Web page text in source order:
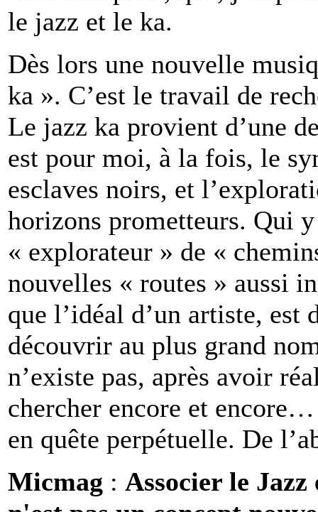
le jazz et le ka.
Dès lors une nouvelle
ka ». C’est le travail de
Le jazz ka provient d’une
est pour moi, à la fois, le
esclaves noirs, et
horizons prometteurs. Qui
« explorateur » de «
nouvelles « routes » aussi
que l’idéal d’un artiste,
découvrir au plus grand
n’existe pas, après avoir
chercher encore et
en quête perpétuelle. De
Micmag : Associer le